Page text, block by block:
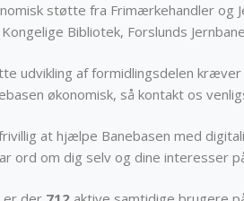
støtte fra Frimærkehandler og
Bibliotek, Forslunds
udvikling af formidlingsdelen
økonomisk, så kontakt os
at hjælpe Banebasen med
ord om dig selv og dine interesser